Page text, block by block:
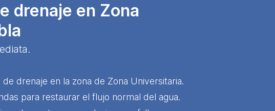
drenaje en Zona
drenaje en la zona de Zona Universitaria.
para restaurar el flujo normal del agua.